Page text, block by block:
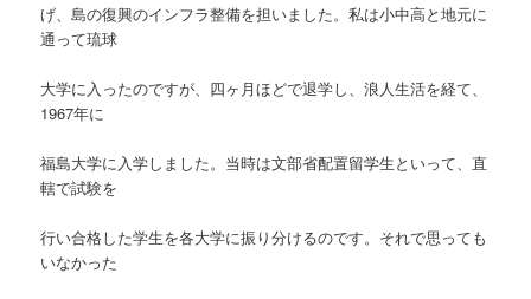
げ、島の復興のインフラ整備を担いました。私は小中高と地元に
通って琉球
大学に入ったのですが、四ヶ月ほどで退学し、浪人生活を経て、
1967年に
福島大学に入学しました。当時は文部省配置留学生といって、直
轄で試験を
行い合格した学生を各大学に振り分けるのです。それで思っても
いなかった